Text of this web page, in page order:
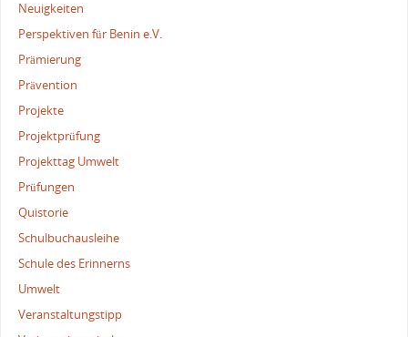
Neuigkeiten
Perspektiven für Benin e.V.
Prämierung
Prävention
Projekte
Projektprüfung
Projekttag Umwelt
Prüfungen
Quistorie
Schulbuchausleihe
Schule des Erinnerns
Umwelt
Veranstaltungstipp